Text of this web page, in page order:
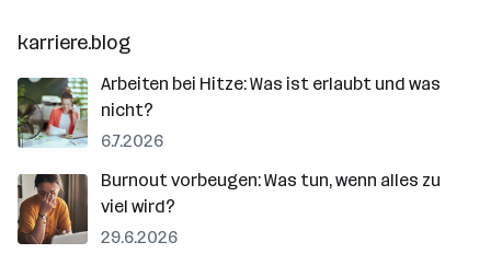
karriere.blog
Arbeiten bei Hitze: Was ist erlaubt und was
nicht?
6.7.2026
Burnout vorbeugen: Was tun, wenn alles zu
viel wird?
29.6.2026